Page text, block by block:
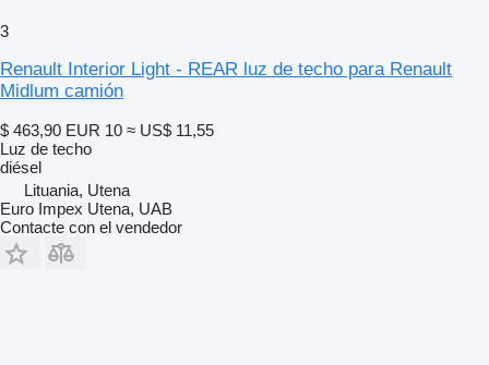
3
Renault Interior Light - REAR luz de techo para Renault
Midlum camión
$ 463,90 EUR 10 ≈ US$ 11,55
Luz de techo
diésel
Lituania, Utena
Euro Impex Utena, UAB
Contacte con el vendedor